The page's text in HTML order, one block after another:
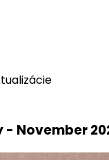
- November